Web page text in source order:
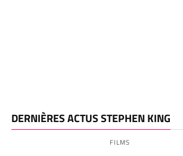
DERNIÈRES ACTUS STEPHEN KING
FILMS